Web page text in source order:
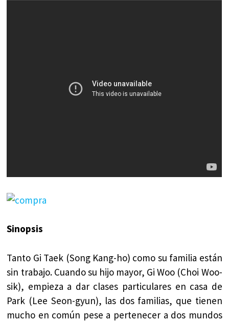
Sinopsis
Tanto Gi Taek (Song Kang-ho) como su familia están
sin trabajo. Cuando su hijo mayor, Gi Woo (Choi Woo-
sik), empieza a dar clases particulares en casa de
Park (Lee Seon-gyun), las dos familias, que tienen
mucho en común pese a pertenecer a dos mundos